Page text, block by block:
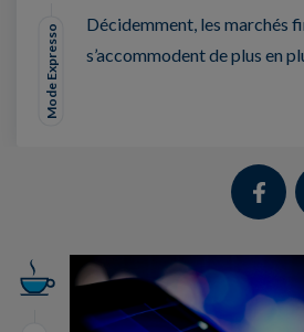
Mode Expresso
Décidemment, les marchés
s’accommodent de plus en